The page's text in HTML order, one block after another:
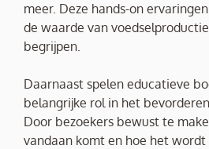
meer. Deze hands-on
de waarde van
begrijpen.
Daarnaast spelen educatieve
belangrijke rol in het
Door bezoekers bewust te
vandaan komt en hoe het wordt